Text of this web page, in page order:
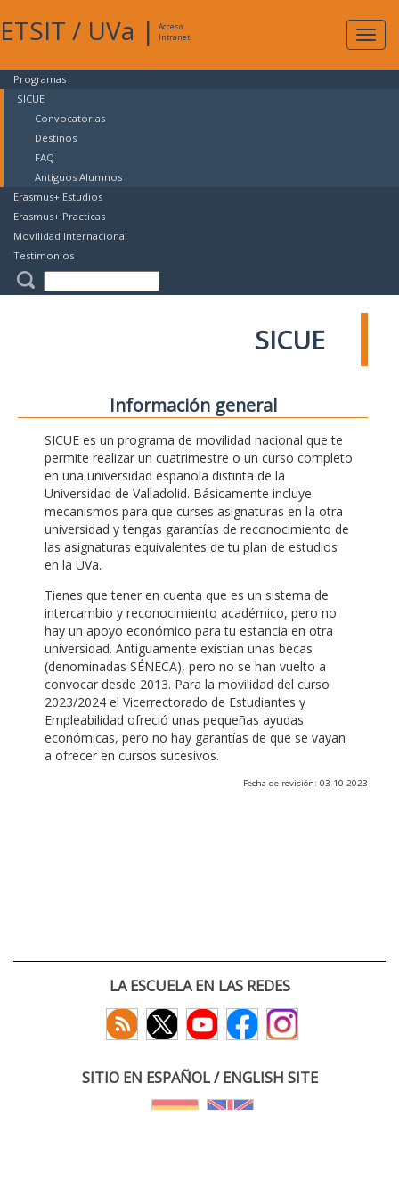
ETSIT / UVa |
Acceso
Intranet
Programas
SICUE
Convocatorias
Destinos
FAQ
Antiguos Alumnos
Erasmus+ Estudios
Erasmus+ Practicas
Movilidad Internacional
Testimonios
SICUE
Información general
SICUE es un programa de movilidad nacional que te
permite realizar un cuatrimestre o un curso completo
en una universidad española distinta de la
Universidad de Valladolid. Básicamente incluye
mecanismos para que curses asignaturas en la otra
universidad y tengas garantías de reconocimiento de
las asignaturas equivalentes de tu plan de estudios
en la UVa.
Tienes que tener en cuenta que es un sistema de
intercambio y reconocimiento académico, pero no
hay un apoyo económico para tu estancia en otra
universidad. Antiguamente existían unas becas
(denominadas SÉNECA), pero no se han vuelto a
convocar desde 2013. Para la movilidad del curso
2023/2024 el Vicerrectorado de Estudiantes y
Empleabilidad ofreció unas pequeñas ayudas
económicas, pero no hay garantías de que se vayan
a ofrecer en cursos sucesivos.
Fecha de revisión: 03-10-2023
LA ESCUELA EN LAS REDES
SITIO EN ESPAÑOL / ENGLISH SITE